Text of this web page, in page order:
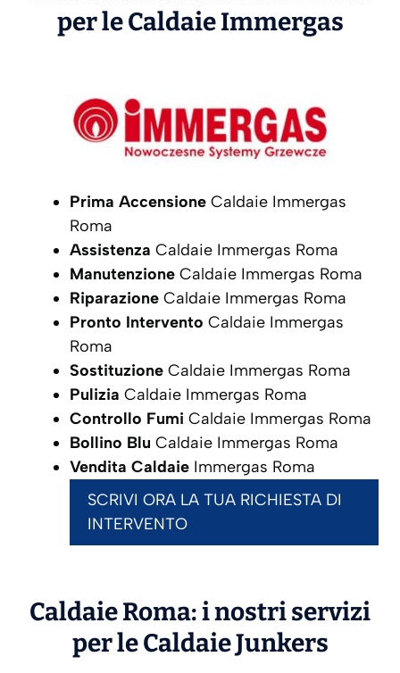
per le CaldaieImmergas
Prima Accensione Caldaie Immergas
Roma
Assistenza Caldaie Immergas Roma
Manutenzione Caldaie Immergas Roma
Riparazione Caldaie Immergas Roma
Pronto Intervento Caldaie Immergas
Roma
Sostituzione Caldaie Immergas Roma
Pulizia Caldaie Immergas Roma
Controllo Fumi Caldaie Immergas Roma
Bollino Blu Caldaie Immergas Roma
Vendita Caldaie Immergas Roma
SCRIVI ORA LA TUA RICHIESTA DI
INTERVENTO
Caldaie Roma: i nostri servizi
per le CaldaieJunkers